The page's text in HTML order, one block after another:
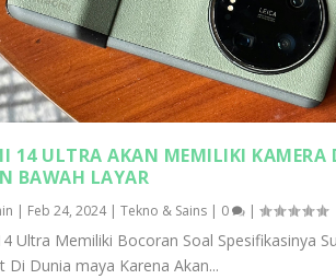
14 ULTRA AKAN MEMILIKI KAMERA
BAWAH LAYAR
| Feb 24, 2024|Tekno & Sains | 0 |
Ultra Memiliki Bocoran Soal Spesifikasinya
Di Dunia maya Karena Akan...